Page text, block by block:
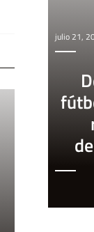
julio 21,